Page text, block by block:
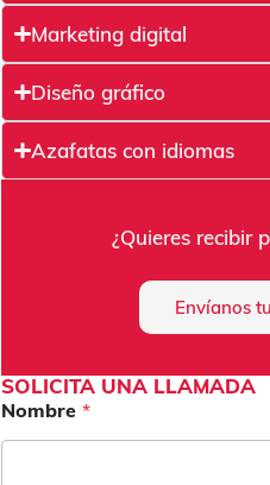
Marketing digital
Diseño gráfico
Azafatas con idiomas
¿Quieres recibir
Envíanos
SOLICITA UNA LLAMADA
Nombre*